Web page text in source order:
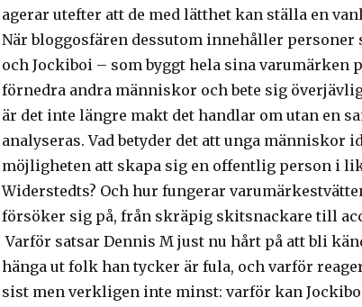
agerar utefter att de med lätthet kan ställa en
När bloggosfären dessutom innehåller personer
och Jockiboi – som byggt hela sina varumärken
förnedra andra människor och bete sig
är det inte längre makt det handlar om utan en
analyseras. Vad betyder det att unga människor
möjligheten att skapa sig en offentlig person i
Widerstedts? Och hur fungerar
försöker sig på, från skräpig skitsnackare till
Varför satsar Dennis M just nu hårt på att bli
hänga ut folk han tycker är fula, och varför
sist men verkligen inte minst: varför kan